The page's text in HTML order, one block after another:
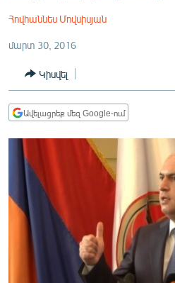
ՊԱՏԵՐԱԶՄԻ 6 ՇԱԲԱԹՆԵՐԸ
ՏԱՐԱԾԱՇՐՋԱՆ
ՄԻՋԱԶԳԱՅԻՆ
ՄՇԱԿՈՒՅԹ
ՍՊՈՐՏ
ՄԵԿՆԱԲԱՆՈՒԹՅՈՒՆ
ՏՏ ԵՒ ԻՆՏԵՐՆԵՏ
Հովհաննես Մովսիսյան
մարտ 30, 2016
Կիսվել
Ավելացրեք մեզ Google-ում